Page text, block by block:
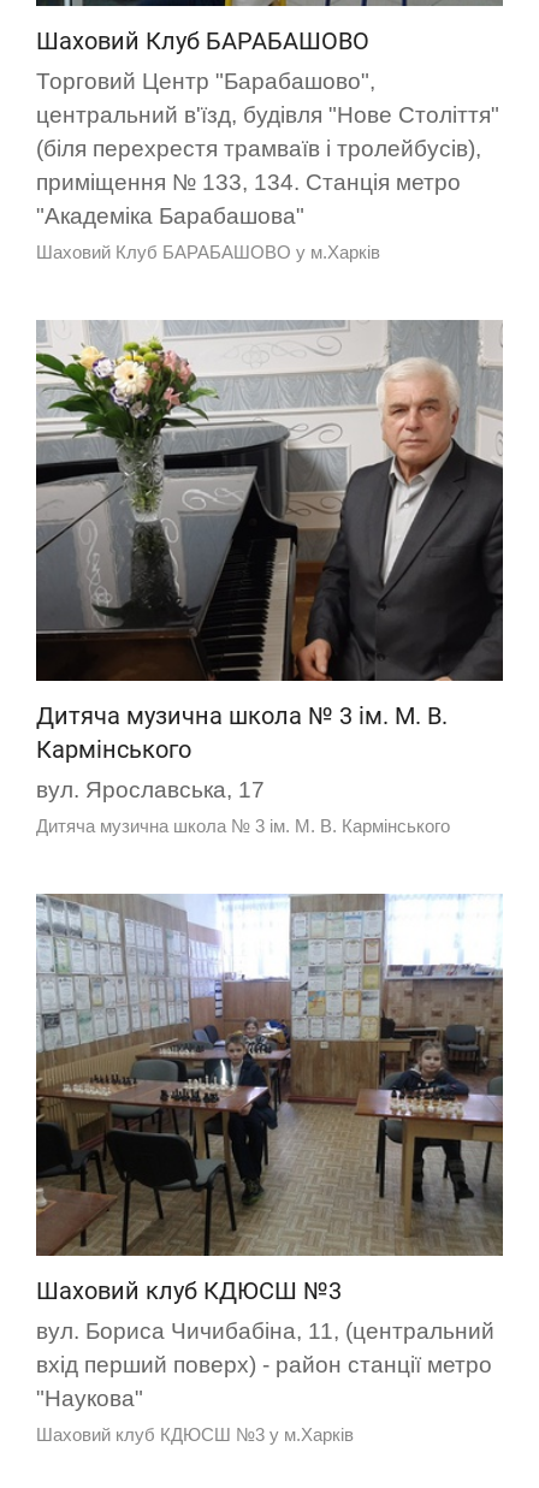
Шаховий Клуб БАРАБАШОВО
Торговий Центр "Барабашово",
центральний в'їзд, будівля "Нове Століття"
(біля перехрестя трамваїв і тролейбусів),
приміщення № 133, 134. Станція метро
"Академіка Барабашова"
Шаховий Клуб БАРАБАШОВО у м.Харків
Дитяча музична школа № 3 ім. М. В.
Кармінського
вул. Ярославська, 17
Дитяча музична школа № 3 ім. М. В. Кармінського
Шаховий клуб КДЮСШ №3
вул. Бориса Чичибабіна, 11, (центральний
вхід перший поверх) - район станції метро
"Наукова"
Шаховий клуб КДЮСШ №3 у м.Харків